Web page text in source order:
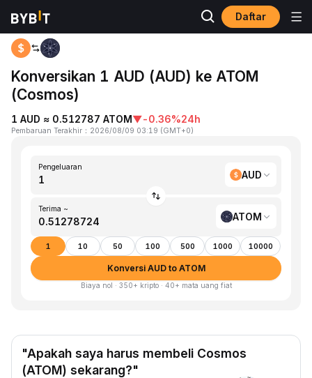
Daftar
Beranda
Konversikan 1 AUD (AUD) ke ATOM
(Cosmos)
1 AUD ≈ 0.512787 ATOM▼-0.36%24h
Pembaruan Terakhir ： 2026/08/09 03:19 (GMT+0)
Pengeluaran
AUD
Terima ~
ATOM
1 10 50 100 500 1000 10000
Konversi AUD to ATOM
Biaya nol · 350+ kripto · 40+ mata uang fiat
"Apakah saya harus membeli Cosmos
(ATOM) sekarang?"